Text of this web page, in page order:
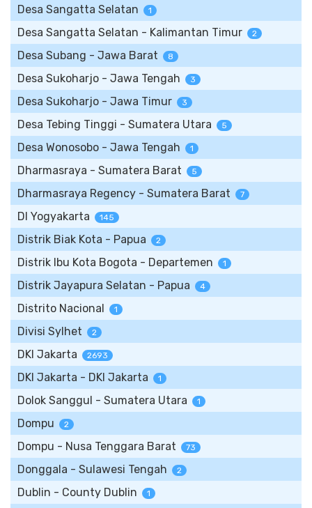
Desa Sangatta Selatan 1
Desa Sangatta Selatan - Kalimantan Timur 2
Desa Subang - Jawa Barat 8
Desa Sukoharjo - Jawa Tengah 3
Desa Sukoharjo - Jawa Timur 3
Desa Tebing Tinggi - Sumatera Utara 5
Desa Wonosobo - Jawa Tengah 1
Dharmasraya - Sumatera Barat 5
Dharmasraya Regency - Sumatera Barat 7
DI Yogyakarta 145
Distrik Biak Kota - Papua 2
Distrik Ibu Kota Bogota - Departemen 1
Distrik Jayapura Selatan - Papua 4
Distrito Nacional 1
Divisi Sylhet 2
DKI Jakarta 2693
DKI Jakarta - DKI Jakarta 1
Dolok Sanggul - Sumatera Utara 1
Dompu 2
Dompu - Nusa Tenggara Barat 73
Donggala - Sulawesi Tengah 2
Dublin - County Dublin 1